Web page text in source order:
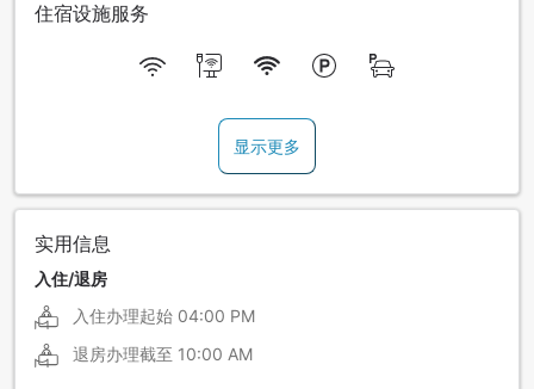
住宿设施服务
显示更多
实用信息
入住/退房
入住办理起始 04:00 PM
退房办理截至 10:00 AM